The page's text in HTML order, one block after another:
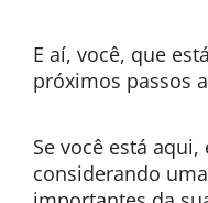
E aí, você, que
próximos passos
Se você está
considerando